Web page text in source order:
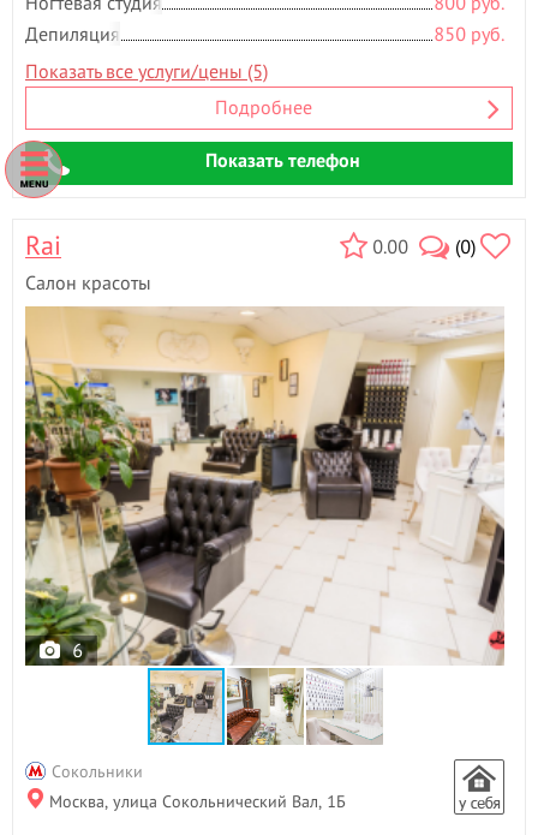
Депиляция
850 руб.
Показать все услуги/цены (5)
Подробнее
Показать телефон
0.00 (0)
Rai
Салон красоты
6
Сокольники
Москва, улица Сокольнический Вал, 1Б